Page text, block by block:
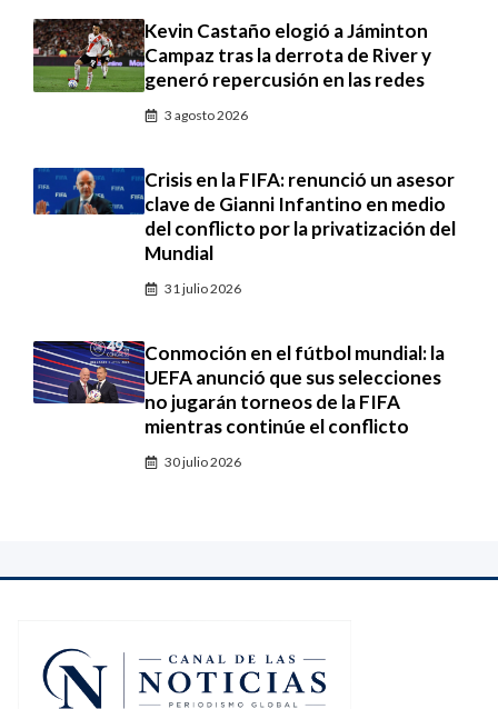
Kevin Castaño elogió a Jáminton
Campaz tras la derrota de River y
generó repercusión en las redes
3 agosto 2026
Crisis en la FIFA: renunció un asesor
clave de Gianni Infantino en medio
del conflicto por la privatización del
Mundial
31 julio 2026
Conmoción en el fútbol mundial: la
UEFA anunció que sus selecciones
no jugarán torneos de la FIFA
mientras continúe el conflicto
30 julio 2026